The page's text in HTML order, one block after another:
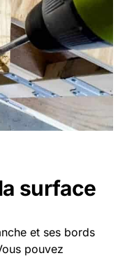
surface
et ses bords
pouvez